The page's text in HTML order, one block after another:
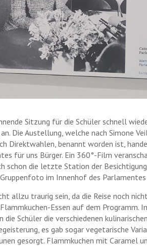
Sitzung für die Schüler schnell
Die Austellung, welche nach Simone
Direktwahlen, benannt worden ist,
für uns Bürger. Ein 360°-Film
schon die letzte Station der
im Innenhof des
allzu traurig sein, da die Reise noch
Essen auf dem Programm.
die Schüler die verschiedenen
es gab sogar vegetarische
gesorgt. Flammkuchen mit Caramel